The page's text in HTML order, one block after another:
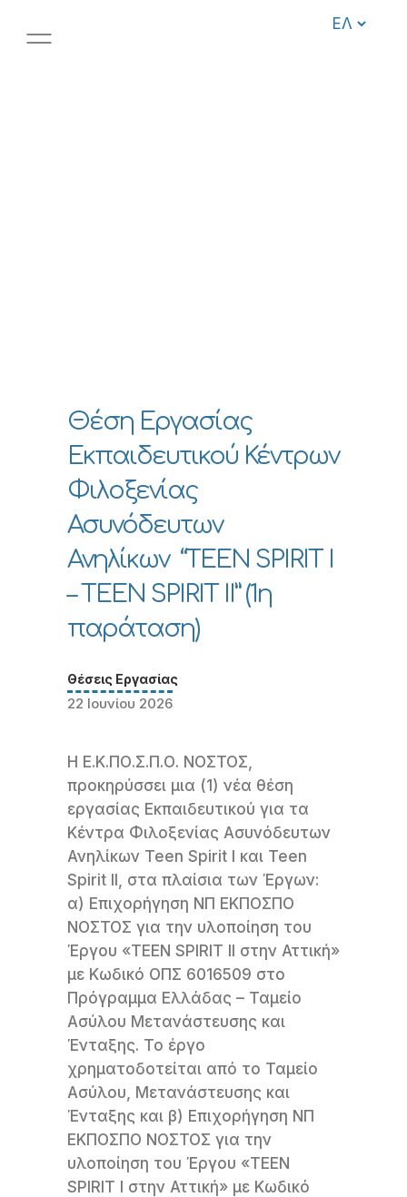
Θέση Εργασίας
Εκπαιδευτικού Κέντρων
Φιλοξενίας
Ασυνόδευτων
Ανηλίκων “TEEN SPIRIT I
– TEEN SPIRIT II” (1η
παράταση)
Θέσεις Εργασίας
22 Ιουνίου 2026
Η Ε.Κ.ΠΟ.Σ.Π.Ο. ΝΟΣΤΟΣ,
προκηρύσσει μια (1) νέα θέση
εργασίας Εκπαιδευτικού για τα
Κέντρα Φιλοξενίας Ασυνόδευτων
Ανηλίκων Teen Spirit I και Teen
Spirit II, στα πλαίσια των Έργων:
α) Επιχορήγηση ΝΠ ΕΚΠΟΣΠΟ
ΝΟΣΤΟΣ για την υλοποίηση του
Έργου «TEEN SPIRIT II στην Αττική»
με Κωδικό ΟΠΣ 6016509 στο
Πρόγραμμα Ελλάδας – Ταμείο
Ασύλου Μετανάστευσης και
Ένταξης. Το έργο
χρηματοδοτείται από το Ταμείο
Ασύλου, Μετανάστευσης και
Ένταξης και β) Επιχορήγηση ΝΠ
ΕΚΠΟΣΠΟ ΝΟΣΤΟΣ για την
υλοποίηση του Έργου «TEEN
SPIRIT I στην Αττική» με Κωδικό